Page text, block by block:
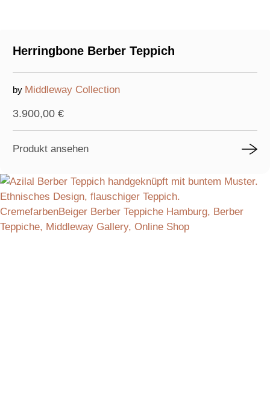
Herringbone Berber Teppich
by Middleway Collection
3.900,00 €
Produkt ansehen